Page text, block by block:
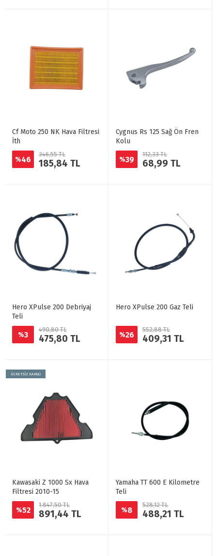
Cf Moto 250 NK Hava Filtresi
İth
%46
346,55 TL
185,84 TL
Cygnus Rs 125 Sağ Ön Fren
Kolu
%39
112,33 TL
68,99 TL
Hero XPulse 200 Debriyaj
Teli
%3
490,80 TL
475,80 TL
Hero XPulse 200 Gaz Teli
%26
552,88 TL
409,31 TL
ÜCRETSİZ KARGO
Kawasaki Z 1000 Sx Hava
Filtresi 2010-15
%52
1.847,50 TL
891,44 TL
Yamaha TT 600 E Kilometre
Teli
%8
528,12 TL
488,21 TL